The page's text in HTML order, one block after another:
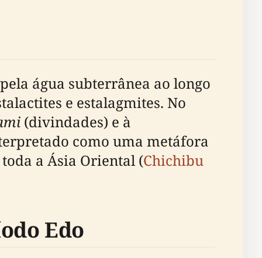
água subterrânea ao longo
e estalagmites. No
(divindades) e à
como uma metáfora
a Ásia Oriental (Chichibu
Edo